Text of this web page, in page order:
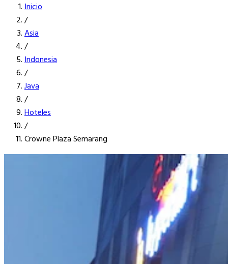
Inicio
/
Asia
/
Indonesia
/
Java
/
Hoteles
/
Crowne Plaza Semarang